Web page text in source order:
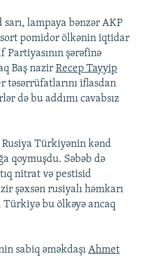
lampaya bənzər AKP
sort pomidor ölkənin iqtidar
şərəfinə
Baş nazir Recep Tayyip
təsərrüfatlarını iflasdan
də bu addımı cavabsız
Türkiyənin kənd
qoymuşdu. Səbəb də
nitrat və pestisid
şəxsən rusiyalı həmkarı
bu ölkəyə ancaq
sabiq əməkdaşı Ahmet